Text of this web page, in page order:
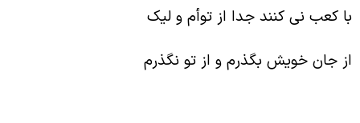
کعب نی کنند جدا از توأم و لیک
جان خویش بگذرم و از تو نگذرم